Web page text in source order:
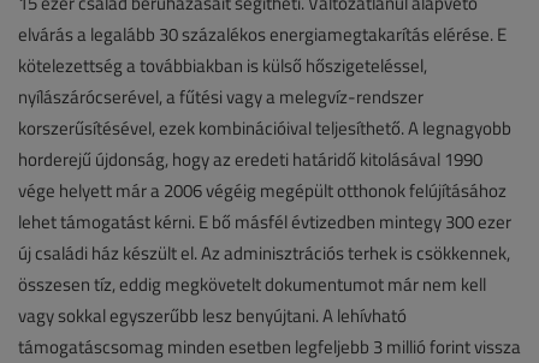
elvárás a legalább 30 százalékos energiamegtakarítás elérése. E
kötelezettség a továbbiakban is külső hőszigeteléssel,
nyílászárócserével, a fűtési vagy a melegvíz-rendszer
korszerűsítésével, ezek kombinációival teljesíthető. A legnagyobb
horderejű újdonság, hogy az eredeti határidő kitolásával 1990
vége helyett már a 2006 végéig megépült otthonok felújításához
lehet támogatást kérni. E bő másfél évtizedben mintegy 300 ezer
új családi ház készült el. Az adminisztrációs terhek is csökkennek,
összesen tíz, eddig megkövetelt dokumentumot már nem kell
vagy sokkal egyszerűbb lesz benyújtani. A lehívható
támogatáscsomag minden esetben legfeljebb 3 millió forint vissza